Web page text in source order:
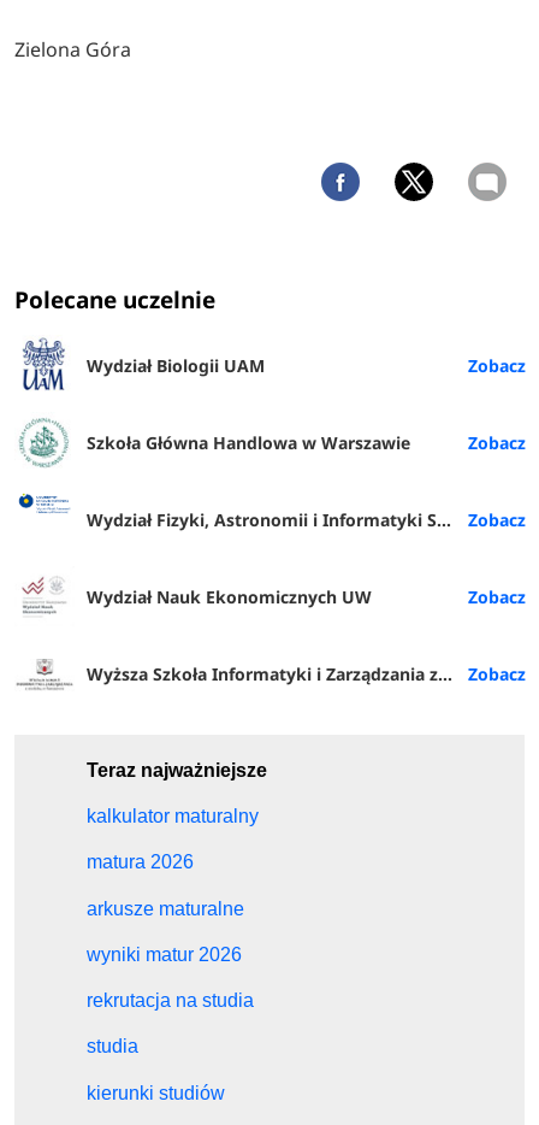
Zielona Góra
Polecane uczelnie
Wydział Biologii UAM
Szkoła Główna Handlowa w Warszawie
Wydział Fizyki, Astronomii i Informatyki Stosowanej
Wydział Nauk Ekonomicznych UW
Wyższa Szkoła Informatyki i Zarządzania z siedzibą w Rzeszowie
Teraz najważniejsze
kalkulator maturalny
matura 2026
arkusze maturalne
wyniki matur 2026
rekrutacja na studia
studia
kierunki studiów